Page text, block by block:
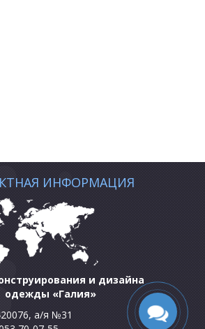
ИНФОРМАЦИЯ
и дизайна
одежды «Галия»
а/я №31